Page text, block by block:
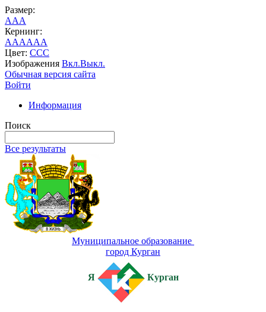
Размер:
AAA
Кернинг:
AAAAAA
Цвет: CCC
Изображения Вкл.Выкл.
Обычная версия сайта
Войти
Информация
Поиск
Все результаты
Муниципальное образование
город Курган
Я Курган